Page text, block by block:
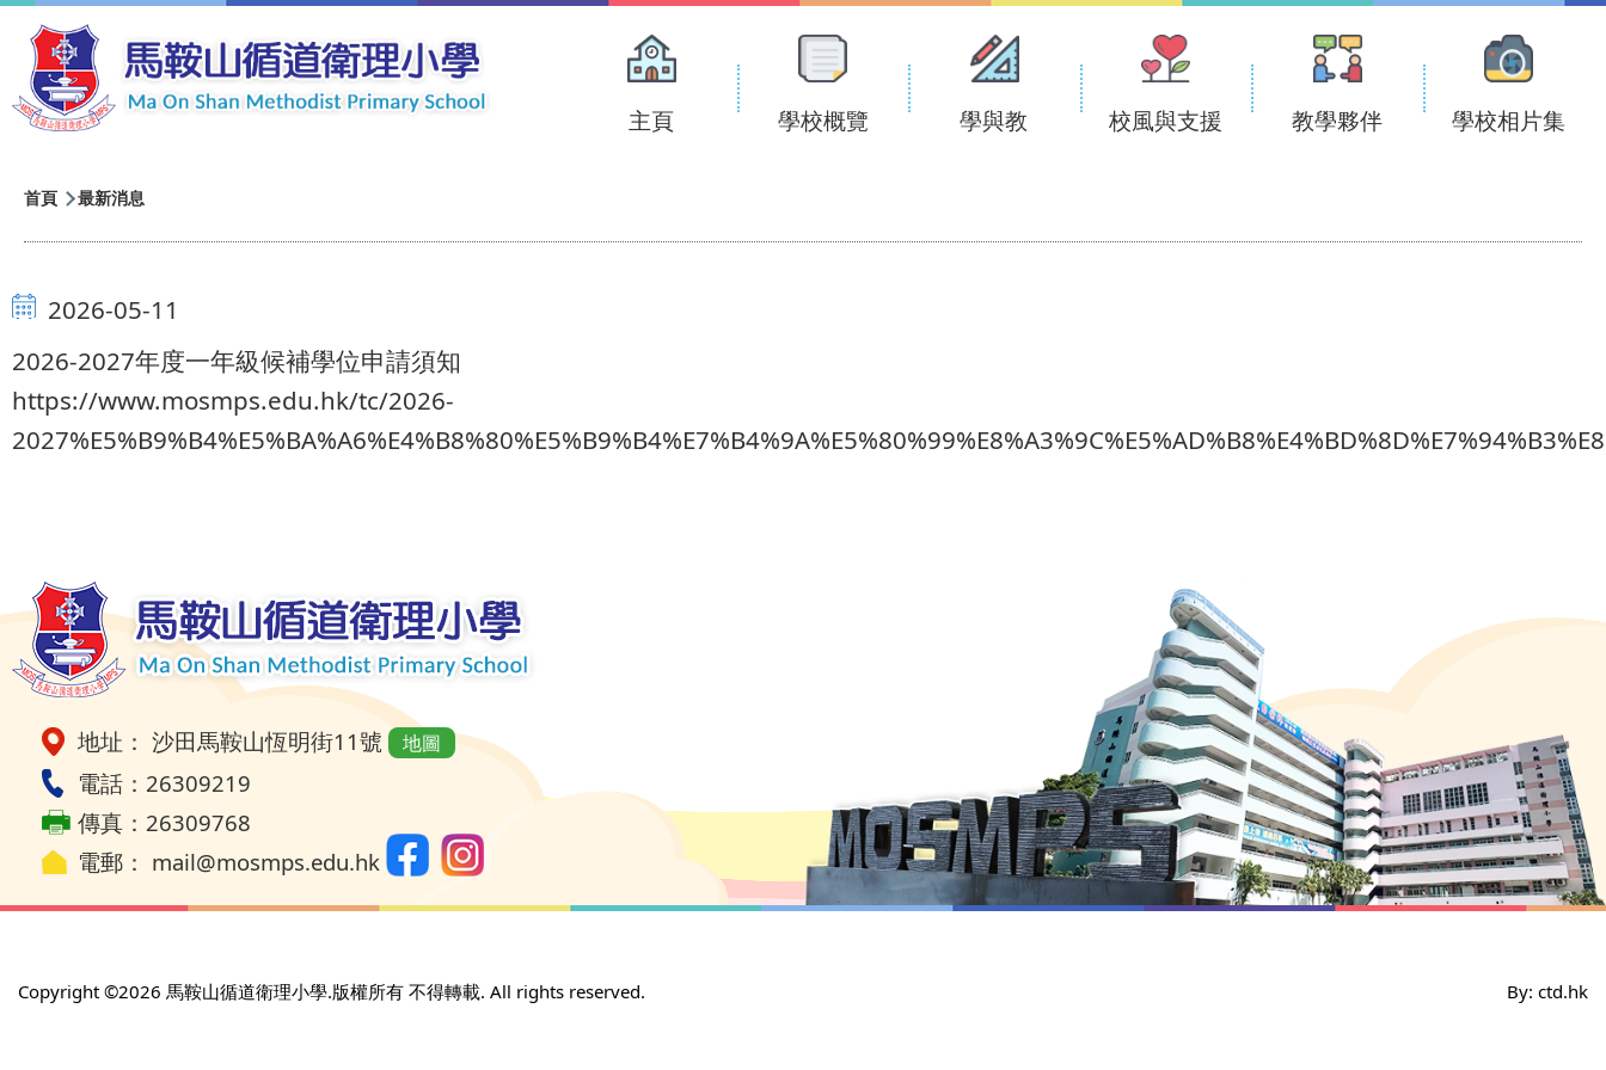
移至主內容
Main
navigation
主頁 學校概覽 學與教 校風與支援 教學夥伴 學校相片集
導
航
連
結
首頁 最新消息
2026-05-11
2026-2027年度一年級候補學位申請須知
https://www.mosmps.edu.hk/tc/2026-
地址： 沙田馬鞍山恆明街11號 地圖
電話：26309219
傳真：26309768
電郵： mail@mosmps.edu.hk
Copyright ©2026 馬鞍山循道衛理小學.版權所有 不得轉載. All rights reserved. By: ctd.hk